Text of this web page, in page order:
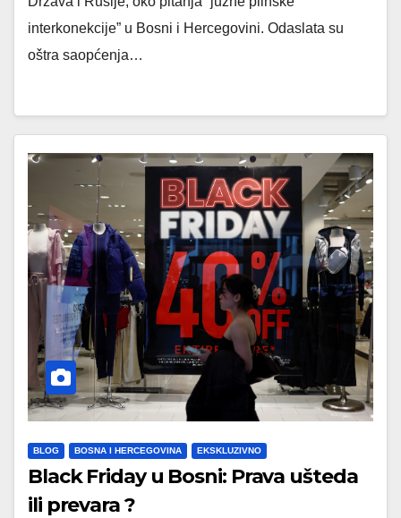
interkonekcije” u Bosni i Hercegovini. Odaslata su
oštra saopćenja…
BLOG BOSNA I HERCEGOVINA EKSKLUZIVNO
Black Friday u Bosni: Prava ušteda
ili prevara ?